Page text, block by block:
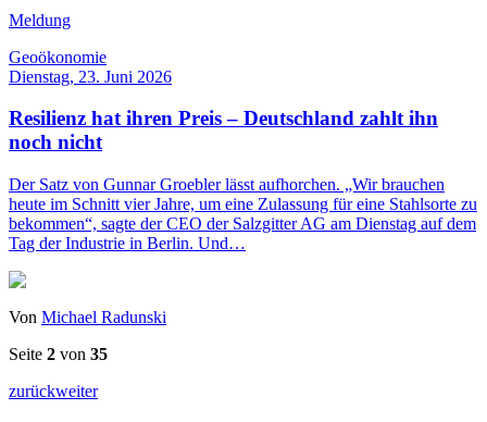
Meldung
Geoökonomie
Dienstag, 23. Juni 2026
Resilienz hat ihren Preis – Deutschland zahlt ihn
noch nicht
Der Satz von Gunnar Groebler lässt aufhorchen. „Wir brauchen
heute im Schnitt vier Jahre, um eine Zulassung für eine Stahlsorte zu
bekommen“, sagte der CEO der Salzgitter AG am Dienstag auf dem
Tag der Industrie in Berlin. Und…
Von Michael Radunski
Seite 2 von 35
zurückweiter